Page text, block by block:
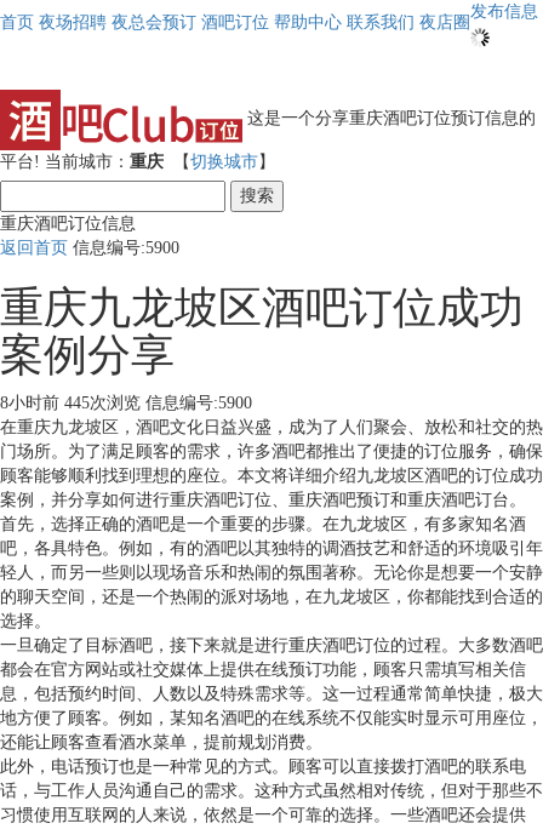
首页 夜场招聘 夜总会预订 酒吧订位 帮助中心 联系我们 夜店圈
发布信息
这是一个分享重庆酒吧订位预订信息的
平台! 当前城市： 重庆 【切换城市】
搜索
重庆酒吧订位信息
返回首页 信息编号:5900
重庆九龙坡区酒吧订位成功
案例分享
8小时前 445次浏览 信息编号:5900
在重庆九龙坡区，酒吧文化日益兴盛，成为了人们聚会、放松和社交的热
门场所。为了满足顾客的需求，许多酒吧都推出了便捷的订位服务，确保
顾客能够顺利找到理想的座位。本文将详细介绍九龙坡区酒吧的订位成功
案例，并分享如何进行重庆酒吧订位、重庆酒吧预订和重庆酒吧订台。
首先，选择正确的酒吧是一个重要的步骤。在九龙坡区，有多家知名酒
吧，各具特色。例如，有的酒吧以其独特的调酒技艺和舒适的环境吸引年
轻人，而另一些则以现场音乐和热闹的氛围著称。无论你是想要一个安静
的聊天空间，还是一个热闹的派对场地，在九龙坡区，你都能找到合适的
选择。
一旦确定了目标酒吧，接下来就是进行重庆酒吧订位的过程。大多数酒吧
都会在官方网站或社交媒体上提供在线预订功能，顾客只需填写相关信
息，包括预约时间、人数以及特殊需求等。这一过程通常简单快捷，极大
地方便了顾客。例如，某知名酒吧的在线系统不仅能实时显示可用座位，
还能让顾客查看酒水菜单，提前规划消费。
此外，电话预订也是一种常见的方式。顾客可以直接拨打酒吧的联系电
话，与工作人员沟通自己的需求。这种方式虽然相对传统，但对于那些不
习惯使用互联网的人来说，依然是一个可靠的选择。一些酒吧还会提供